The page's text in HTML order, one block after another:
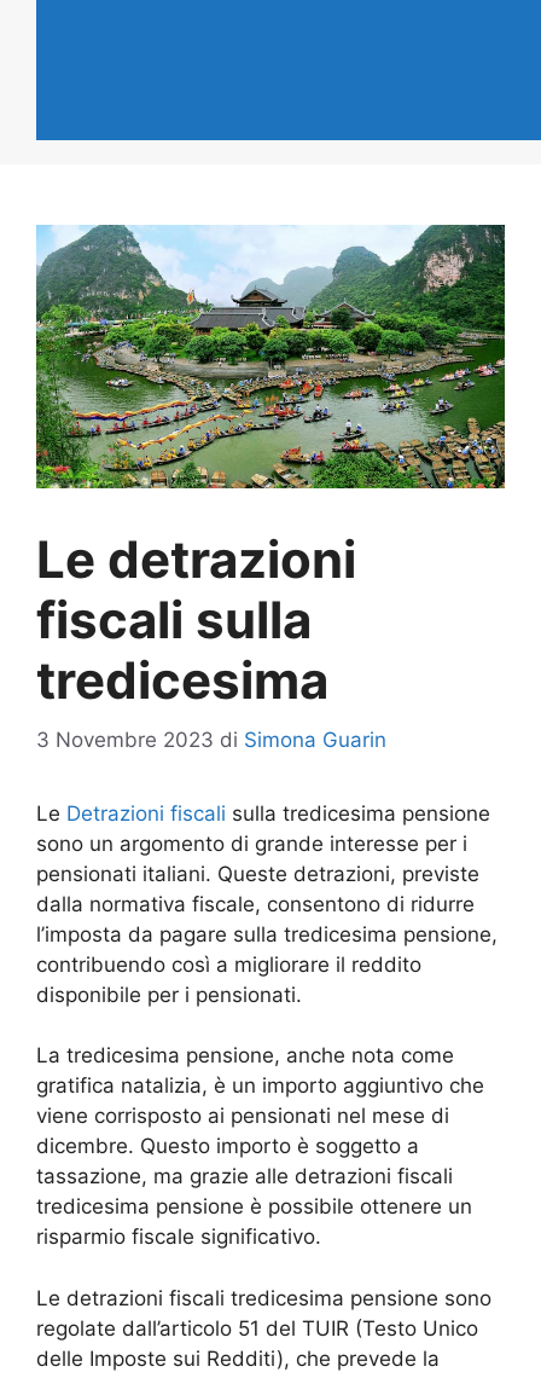
Le detrazioni
fiscali sulla
tredicesima
3 Novembre 2023 di Simona Guarin
Le Detrazioni fiscali sulla tredicesima pensione
sono un argomento di grande interesse per i
pensionati italiani. Queste detrazioni, previste
dalla normativa fiscale, consentono di ridurre
l’imposta da pagare sulla tredicesima pensione,
contribuendo così a migliorare il reddito
disponibile per i pensionati.
La tredicesima pensione, anche nota come
gratifica natalizia, è un importo aggiuntivo che
viene corrisposto ai pensionati nel mese di
dicembre. Questo importo è soggetto a
tassazione, ma grazie alle detrazioni fiscali
tredicesima pensione è possibile ottenere un
risparmio fiscale significativo.
Le detrazioni fiscali tredicesima pensione sono
regolate dall’articolo 51 del TUIR (Testo Unico
delle Imposte sui Redditi), che prevede la